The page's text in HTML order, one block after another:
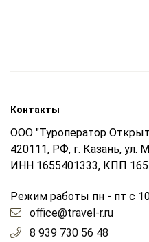
Контакты
ООО "Туроператор
420111, РФ, г. Казань, ул.
ИНН 1655401333, КПП
Режим работы пн - пт с
office@travel-r.ru
8 939 730 56 48